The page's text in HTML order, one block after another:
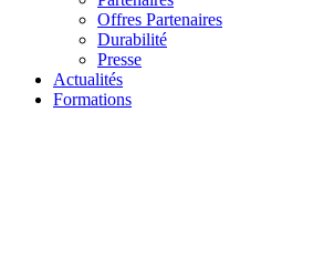
Offres Partenaires
Durabilité
Presse
Actualités
Formations